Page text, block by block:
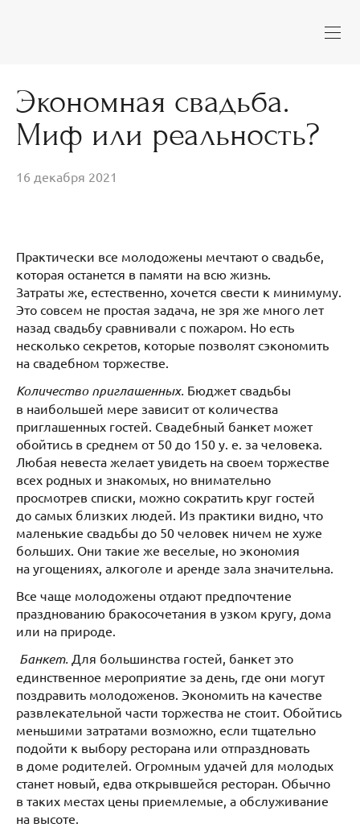
Экономная свадьба.
Миф или реальность?
16 декабря 2021
Практически все молодожены мечтают о свадьбе,
которая останется в памяти на всю жизнь.
Затраты же, естественно, хочется свести к минимуму.
Это совсем не простая задача, не зря же много лет
назад свадьбу сравнивали с пожаром. Но есть
несколько секретов, которые позволят сэкономить
на свадебном торжестве.
Количество приглашенных. Бюджет свадьбы
в наибольшей мере зависит от количества
приглашенных гостей. Свадебный банкет может
обойтись в среднем от 50 до 150 у. е. за человека.
Любая невеста желает увидеть на своем торжестве
всех родных и знакомых, но внимательно
просмотрев списки, можно сократить круг гостей
до самых близких людей. Из практики видно, что
маленькие свадьбы до 50 человек ничем не хуже
больших. Они такие же веселые, но экономия
на угощениях, алкоголе и аренде зала значительна.
Все чаще молодожены отдают предпочтение
празднованию бракосочетания в узком кругу, дома
или на природе.
Банкет. Для большинства гостей, банкет это
единственное мероприятие за день, где они могут
поздравить молодоженов. Экономить на качестве
развлекательной части торжества не стоит. Обойтись
меньшими затратами возможно, если тщательно
подойти к выбору ресторана или отпраздновать
в доме родителей. Огромным удачей для молодых
станет новый, едва открывшейся ресторан. Обычно
в таких местах цены приемлемые, а обслуживание
на высоте.